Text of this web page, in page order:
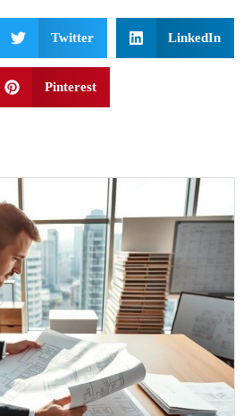
Twitter LinkedIn
Pinterest